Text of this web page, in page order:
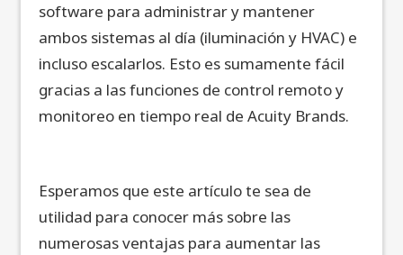
software para administrar y mantener
ambos sistemas al día (iluminación y HVAC) e
incluso escalarlos. Esto es sumamente fácil
gracias a las funciones de control remoto y
monitoreo en tiempo real de Acuity Brands.
Esperamos que este artículo te sea de
utilidad para conocer más sobre las
numerosas ventajas para aumentar las